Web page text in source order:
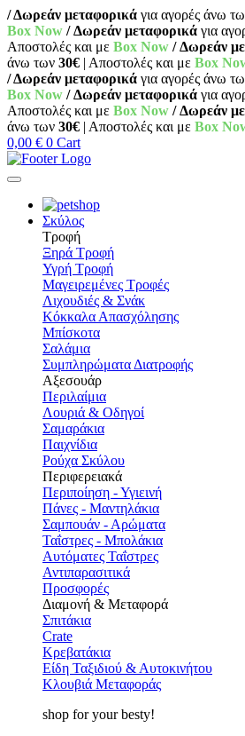
/ Δωρεάν μεταφορικά για αγορές άνω
Box Now / Δωρεάν μεταφορικά για
Αποστολές και με Box Now / Δωρεάν
άνω των 30€ | Αποστολές και με Box
/ Δωρεάν μεταφορικά για αγορές άνω
Box Now / Δωρεάν μεταφορικά για
Αποστολές και με Box Now / Δωρεάν
άνω των 30€ | Αποστολές και με Box
0,00 € 0 Cart
Σκύλος
Τροφή
Ξηρά Τροφή
Υγρή Τροφή
Μαγειρεμένες Τροφές
Λιχουδιές & Σνάκ
Κόκκαλα Απασχόλησης
Μπίσκοτα
Σαλάμια
Συμπληρώματα Διατροφής
Αξεσουάρ
Περιλαίμια
Λουριά & Οδηγοί
Σαμαράκια
Παιχνίδια
Ρούχα Σκύλου
Περιφερειακά
Περιποίηση - Υγιεινή
Πάνες - Μαντηλάκια
Σαμπουάν - Αρώματα
Ταΐστρες - Μπολάκια
Αυτόματες Ταΐστρες
Αντιπαρασιτικά
Προσφορές
Διαμονή & Μεταφορά
Σπιτάκια
Crate
Κρεβατάκια
Είδη Ταξιδιού & Αυτοκινήτου
Κλουβιά Μεταφοράς
shop for your besty!